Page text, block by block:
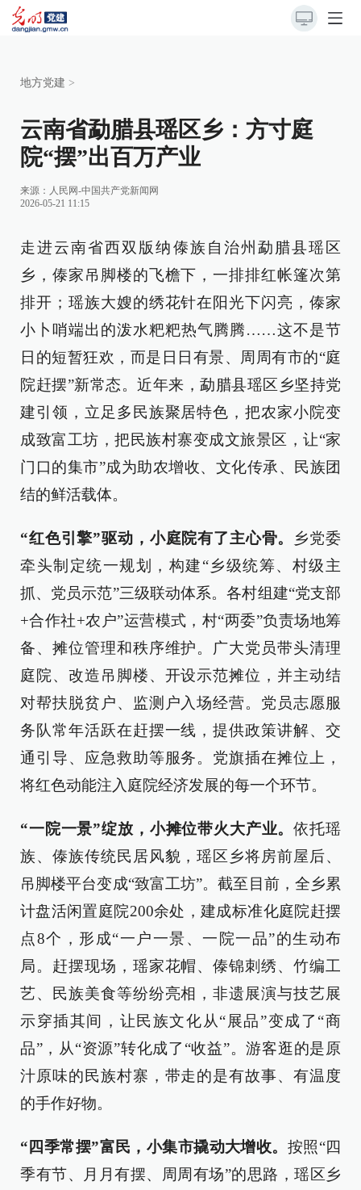
地方党建 >
云南省勐腊县瑶区乡：方寸庭
院“摆”出百万产业
来源： 人民网-中国共产党新闻网
2026-05-21 11:15
走进云南省西双版纳傣族自治州勐腊县瑶区
乡，傣家吊脚楼的飞檐下，一排排红帐篷次第
排开；瑶族大嫂的绣花针在阳光下闪亮，傣家
小卜哨端出的泼水粑粑热气腾腾……这不是节
日的短暂狂欢，而是日日有景、周周有市的“庭
院赶摆”新常态。近年来，勐腊县瑶区乡坚持党
建引领，立足多民族聚居特色，把农家小院变
成致富工坊，把民族村寨变成文旅景区，让“家
门口的集市”成为助农增收、文化传承、民族团
结的鲜活载体。
“红色引擎”驱动，小庭院有了主心骨。
乡党委
牵头制定统一规划，构建“乡级统筹、村级主
抓、党员示范”三级联动体系。各村组建“党支部
+合作社+农户”运营模式，村“两委”负责场地筹
备、摊位管理和秩序维护。广大党员带头清理
庭院、改造吊脚楼、开设示范摊位，并主动结
对帮扶脱贫户、监测户入场经营。党员志愿服
务队常年活跃在赶摆一线，提供政策讲解、交
通引导、应急救助等服务。党旗插在摊位上，
将红色动能注入庭院经济发展的每一个环节。
“一院一景”绽放，小摊位带火大产业。依托瑶
族、傣族传统民居风貌，瑶区乡将房前屋后、
吊脚楼平台变成“致富工坊”。截至目前，全乡累
计盘活闲置庭院200余处，建成标准化庭院赶摆
点8个，形成“一户一景、一院一品”的生动布
局。赶摆现场，瑶家花帽、傣锦刺绣、竹编工
艺、民族美食等纷纷亮相，非遗展演与技艺展
示穿插其间，让民族文化从“展品”变成了“商
品”，从“资源”转化成了“收益”。游客逛的是原
汁原味的民族村寨，带走的是有故事、有温度
的手作好物。
“四季常摆”富民，小集市撬动大增收。 按照“四
季有节、月月有摆、周周有场”的思路，瑶区乡